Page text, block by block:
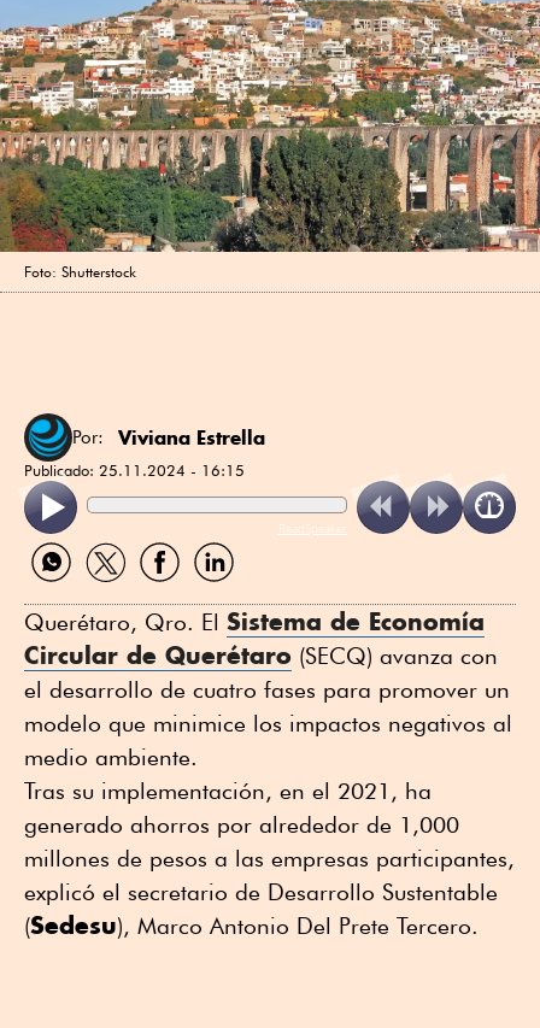
Foto: Shutterstock
Por: Viviana Estrella
Publicado: 25.11.2024 - 16:15
ReadSpeaker
Compartir
por
Compartir
por
Compartir
por
Compartir
por
Querétaro, Qro. El Sistema de Economía
Circular de Querétaro (SECQ) avanza con
el desarrollo de cuatro fases para promover un
modelo que minimice los impactos negativos al
medio ambiente.
Tras su implementación, en el 2021, ha
generado ahorros por alrededor de 1,000
millones de pesos a las empresas participantes,
explicó el secretario de Desarrollo Sustentable
(Sedesu), Marco Antonio Del Prete Tercero.